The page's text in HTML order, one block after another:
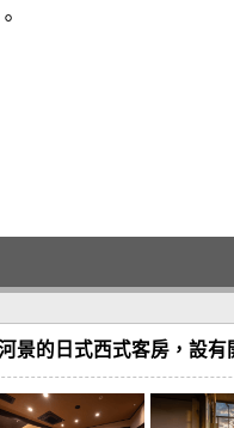
景的日式西式客房，設有